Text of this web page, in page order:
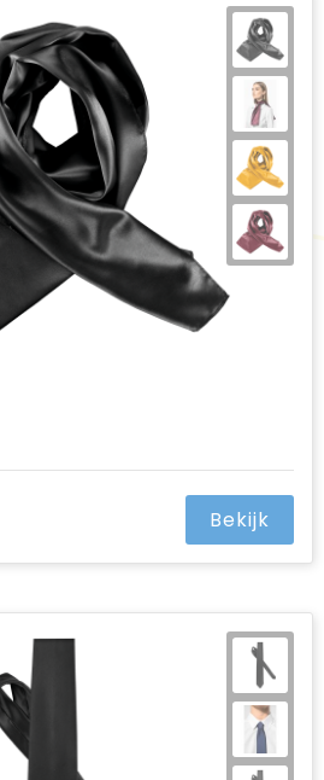
Bekijk